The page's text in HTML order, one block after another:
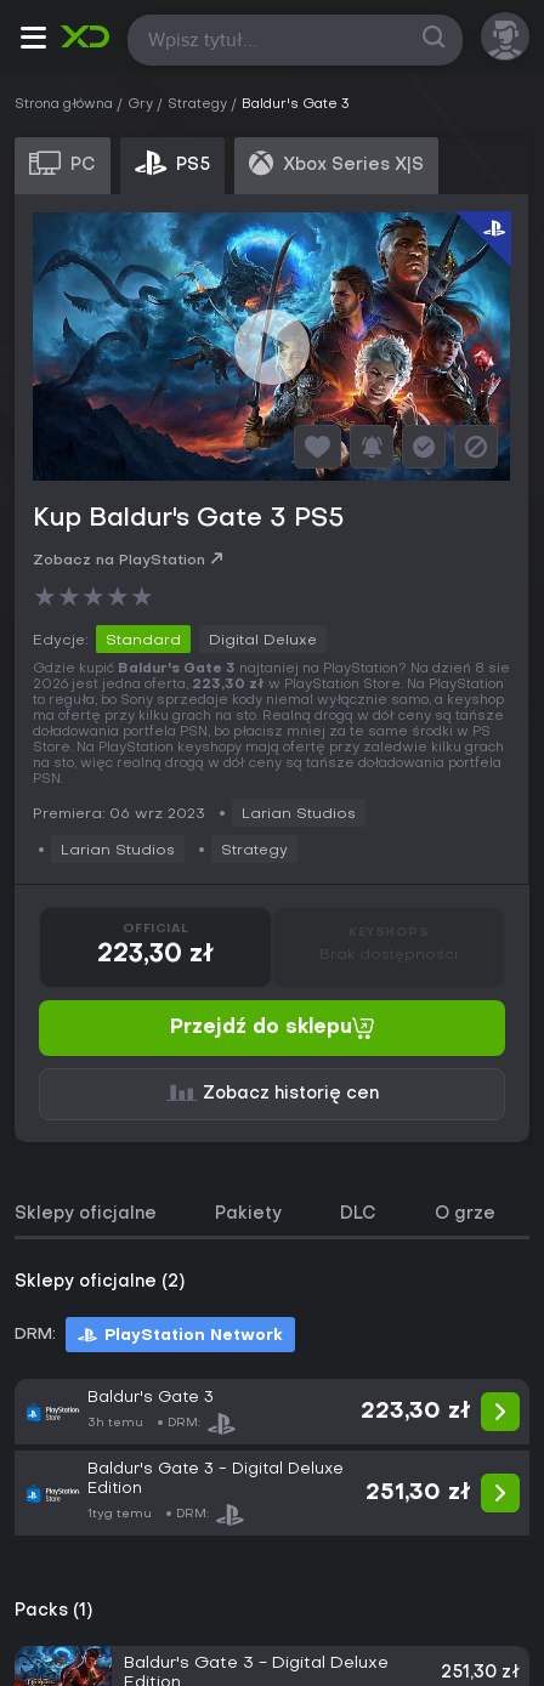
Wszystkie
Strona główna Gry Strategy Baldur's Gate 3
PC PS5 Xbox Series X|S
Kup Baldur's Gate 3 PS5
Zobacz na PlayStation
★★★★★
Edycje: Standard Digital Deluxe
Gdzie kupić Baldur's Gate 3 najtaniej na PlayStation? Na dzień 8 sie
2026 jest jedna oferta, 223,30 zł w PlayStation Store. Na PlayStation
to reguła, bo Sony sprzedaje kody niemal wyłącznie samo, a keyshop
ma ofertę przy kilku grach na sto. Realną drogą w dół ceny są tańsze
doładowania portfela PSN, bo płacisz mniej za te same środki w PS
Store. Na PlayStation keyshopy mają ofertę przy zaledwie kilku grach
na sto, więc realną drogą w dół ceny są tańsze doładowania portfela
PSN.
Premiera: 06 wrz 2023 Larian Studios
Larian Studios Strategy
OFFICIAL
223,30 zł Brak dostępności
Przejdź do sklepu
Zobacz historię cen
Sklepy oficjalne Pakiety DLC O grze
Sklepy oficjalne (2)
DRM: PlayStation Network
Baldur's Gate 3
3h temu DRM:
223,30 zł
Baldur's Gate 3 - Digital Deluxe
Edition
1tyg temu DRM:
251,30 zł
Packs (1)
Baldur's Gate 3 - Digital Deluxe
251,30 zł